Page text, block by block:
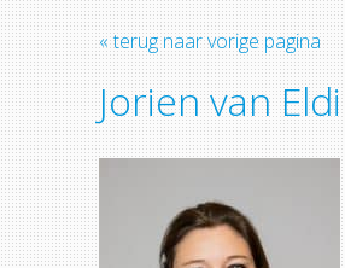
« terug naar vorige pagina
Jorien van